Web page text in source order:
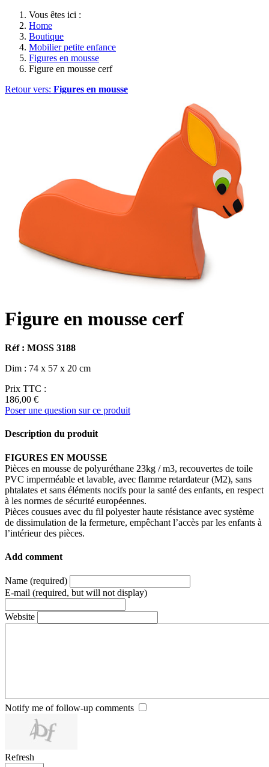
Vous êtes ici :
Home
Boutique
Mobilier petite enfance
Figures en mousse
Figure en mousse cerf
Retour vers: Figures en mousse
Figure en mousse cerf
Réf : MOSS 3188
Dim : 74 x 57 x 20 cm
Prix TTC :
186,00 €
Poser une question sur ce produit
Description du produit
FIGURES EN MOUSSE
Pièces en mousse de polyuréthane 23kg / m3, recouvertes de toile
PVC imperméable et lavable, avec flamme retardateur (M2), sans
phtalates et sans éléments nocifs pour la santé des enfants, en respect
à les normes de sécurité européennes.
Pièces cousues avec du fil polyester haute résistance avec système
de dissimulation de la fermeture, empêchant l’accès par les enfants à
l’intérieur des pièces.
Add comment
Name (required)
E-mail (required, but will not display)
Website
Notify me of follow-up comments
Refresh